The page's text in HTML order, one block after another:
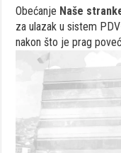
Obećanje Naše
za ulazak u sistem
nakon što je prag